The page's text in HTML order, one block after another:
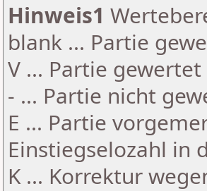
Hinweis1
blank ... Partie
V ... Partie
- ... Partie nicht
E ... Partie
Einstiegselozahl in
K ... Korrektur